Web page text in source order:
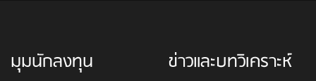
มุมนักลงทุน ข่าวและบทวิเคราะห์